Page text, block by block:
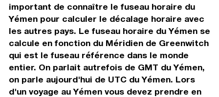
important de connaître le fuseau horaire du
Yémen pour calculer le décalage horaire avec
les autres pays. Le fuseau horaire du Yémen se
calcule en fonction du Méridien de Greenwitch
qui est le fuseau référence dans le monde
entier. On parlait autrefois de GMT du Yémen,
on parle aujourd'hui de UTC du Yémen. Lors
d'un voyage au Yémen vous devez prendre en